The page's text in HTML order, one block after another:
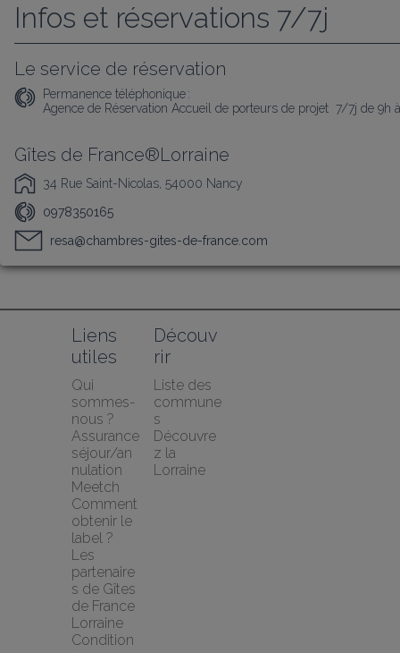
Infos et réservations 7/7j
Le service de réservation
Permanence téléphonique :
Agence de Réservation Accueil de porteurs de projet  7/7j de 9h
Gîtes de France®Lorraine
34 Rue Saint-Nicolas, 54000 Nancy
0978350165
resa@chambres-gites-de-france.com
Liens
utiles
Qui
sommes-
nous ?
Assurance
séjour/an
nulation
Meetch
Comment
obtenir le
label ?
Les
partenaire
s de Gîtes
de France
Lorraine
Condition
Découv
rir
Liste des
commune
s
Découvre
z la
Lorraine